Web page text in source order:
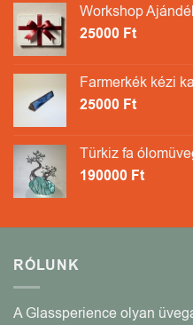
Workshop
25000 Ft
Farmerkék kézi
25000 Ft
Türkiz fa
190000 Ft
RÓLUNK
A Glassperience olyan